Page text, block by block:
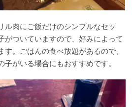
ル肉にご飯だけのシンプルなセッ
がついていますので、好みによって
。ごはんの食べ放題があるので、
がいる場合にもおすすめです。